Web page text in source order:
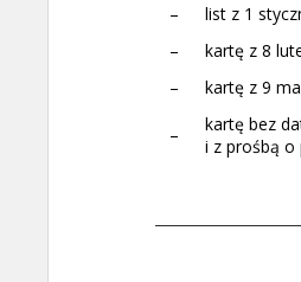
–
list z 1
–
kartę z 8
–
kartę z 9
–
kartę bez
i z prośbą o